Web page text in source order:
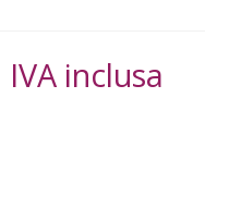
IVA inclusa